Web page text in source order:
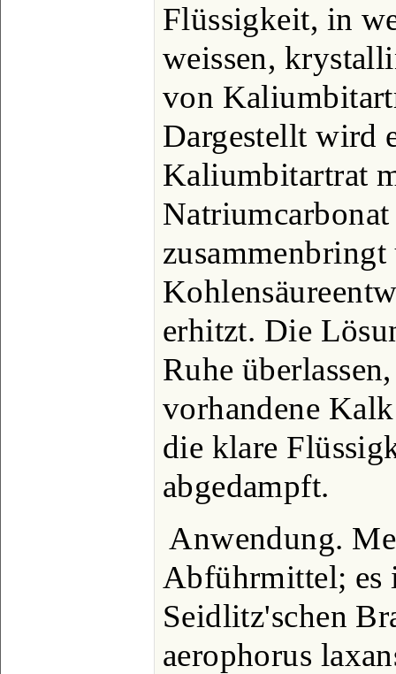
Flüssigkeit, in
weissen,
von
Dargestellt wird
Kaliumbitartrat
erhitzt. Die
Ruhe
vorhandene
die klare
abgedampft.
Anwendung.
Abführmittel; es
Seidlitz'schen
aerophorus